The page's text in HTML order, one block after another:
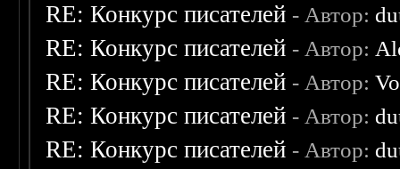
RE: Конкурс писателей - Автор:
RE: Конкурс писателей - Автор:
RE: Конкурс писателей - Автор:
RE: Конкурс писателей - Автор:
RE: Конкурс писателей - Автор: